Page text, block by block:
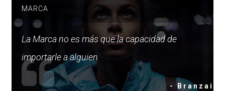
MARCA
La Marca no es más que la capacidad de
importarle a alguien
- Branzai